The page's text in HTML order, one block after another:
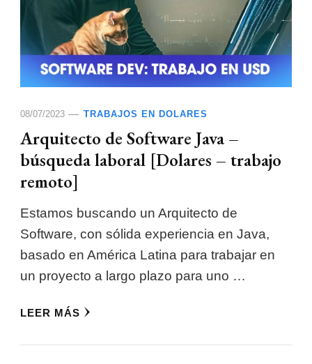
08/07/2023 TRABAJOS EN DOLARES
Arquitecto de Software Java –
búsqueda laboral [Dolares – trabajo
remoto]
Estamos buscando un Arquitecto de
Software, con sólida experiencia en Java,
basado en América Latina para trabajar en
un proyecto a largo plazo para uno …
LEER MÁS